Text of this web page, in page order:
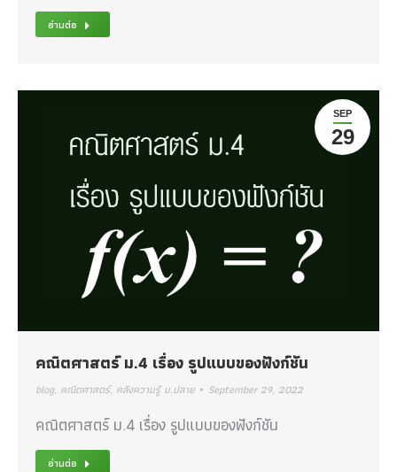
อ่านต่อ
SEP
29
คณิตศาสตร์ ม.4 เรื่อง รูปแบบของฟังก์ชัน
blog, คณิตศาสตร์, คลังความรู้ ม.ปลาย September 29, 2022
คณิตศาสตร์ ม.4 เรื่อง รูปแบบของฟังก์ชัน
อ่านต่อ